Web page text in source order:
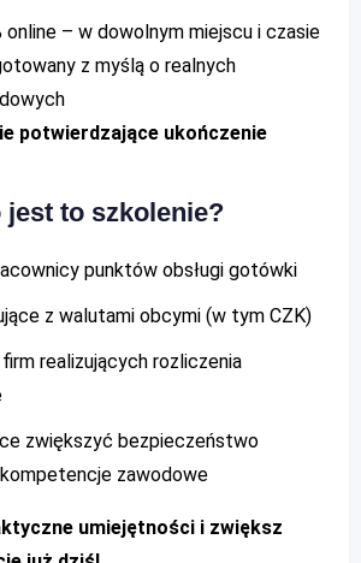
online – w dowolnym miejscu i czasie
z myślą o realnych
potwierdzające ukończenie
jest to szkolenie?
punktów obsługi gotówki
z walutami obcymi (w tym CZK)
realizujących rozliczenia
zwiększyć bezpieczeństwo
zawodowe
umiejętności i zwiększ